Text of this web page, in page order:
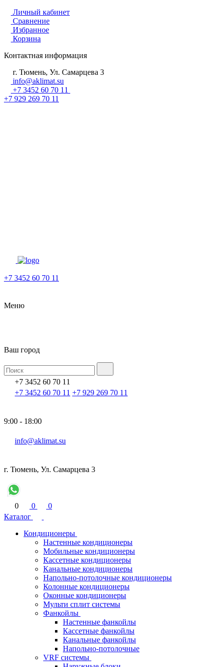
Личный кабинет
Сравнение
Избранное
Корзина
Контактная информация
г. Тюмень, Ул. Самарцева 3
info@aklimat.su
+7 3452 60 70 11
+7 929 269 70 11
+7 3452 60 70 11
Меню
Ваш город
+7 3452 60 70 11
+7 3452 60 70 11 +7 929 269 70 11
9:00 - 18:00
info@aklimat.su
г. Тюмень, Ул. Самарцева 3
0 0
0
Каталог
Кондиционеры
Настенные кондиционеры
Мобильные кондиционеры
Кассетные кондиционеры
Канальные кондиционеры
Напольно-потолочные кондиционеры
Колонные кондиционеры
Оконные кондиционеры
Мульти сплит системы
Фанкойлы
Настенные фанкойлы
Кассетные фанкойлы
Канальные фанкойлы
Напольно-потолочные
VRF системы